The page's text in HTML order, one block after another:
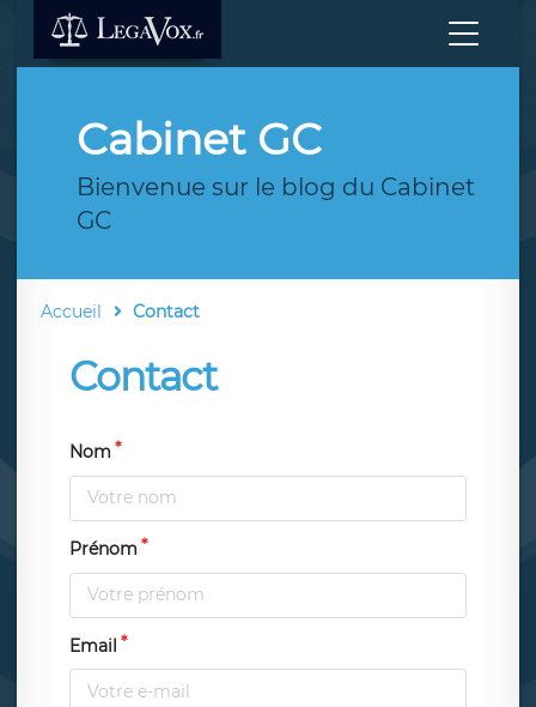
Cabinet GC
Bienvenue sur le blog du Cabinet
GC
Accueil Contact
Contact
Nom
Prénom
Email